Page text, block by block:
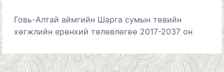
Говь-Алтай аймгийн Шарга сумын төвийн
хөгжлийн ерөнхий төлөвлөгөө 2017-2037 он